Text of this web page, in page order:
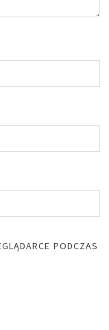
PODCZAS